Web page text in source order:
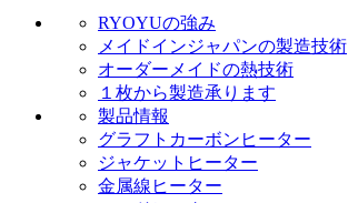
RYOYUの強み
メイドインジャパンの製造技術
オーダーメイドの熱技術
１枚から製造承ります
製品情報
グラフトカーボンヒーター
ジャケットヒーター
金属線ヒーター